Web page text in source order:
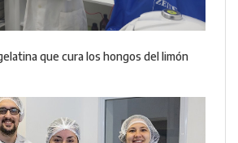
que cura los hongos del limón